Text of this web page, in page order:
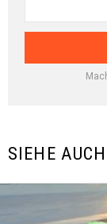
SIEHE AUCH